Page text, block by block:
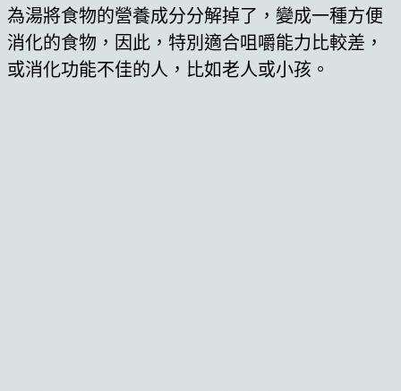
為湯將食物的營養成分分解掉了，變成一種方便
消化的食物，因此，特別適合咀嚼能力比較差，
或消化功能不佳的人，比如老人或小孩。